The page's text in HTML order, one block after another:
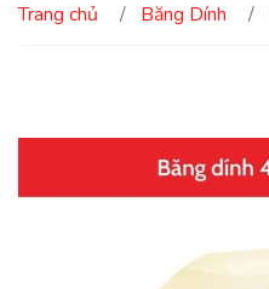
Trang chủ Băng Dính